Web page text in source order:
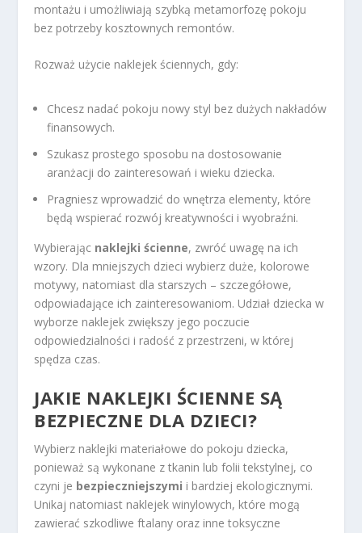
montażu i umożliwiają szybką metamorfozę pokoju
bez potrzeby kosztownych remontów.
Rozważ użycie naklejek ściennych, gdy:
Chcesz nadać pokoju nowy styl bez dużych nakładów
finansowych.
Szukasz prostego sposobu na dostosowanie
aranżacji do zainteresowań i wieku dziecka.
Pragniesz wprowadzić do wnętrza elementy, które
będą wspierać rozwój kreatywności i wyobraźni.
Wybierając naklejki ścienne, zwróć uwagę na ich
wzory. Dla mniejszych dzieci wybierz duże, kolorowe
motywy, natomiast dla starszych – szczegółowe,
odpowiadające ich zainteresowaniom. Udział dziecka w
wyborze naklejek zwiększy jego poczucie
odpowiedzialności i radość z przestrzeni, w której
spędza czas.
JAKIE NAKLEJKI ŚCIENNE SĄ
BEZPIECZNE DLA DZIECI?
Wybierz naklejki materiałowe do pokoju dziecka,
ponieważ są wykonane z tkanin lub folii tekstylnej, co
czyni je bezpieczniejszymi i bardziej ekologicznymi.
Unikaj natomiast naklejek winylowych, które mogą
zawierać szkodliwe ftalany oraz inne toksyczne